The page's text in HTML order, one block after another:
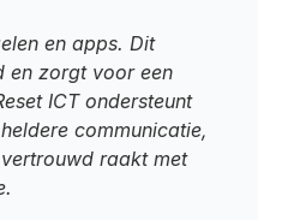
en apps. Dit
en zorgt voor een
ICT ondersteunt
communicatie,
raakt met